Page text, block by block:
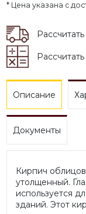
* Цена указана с
Описание
Документы
Кирпич
утолщенный.
используется
зданий. Этот